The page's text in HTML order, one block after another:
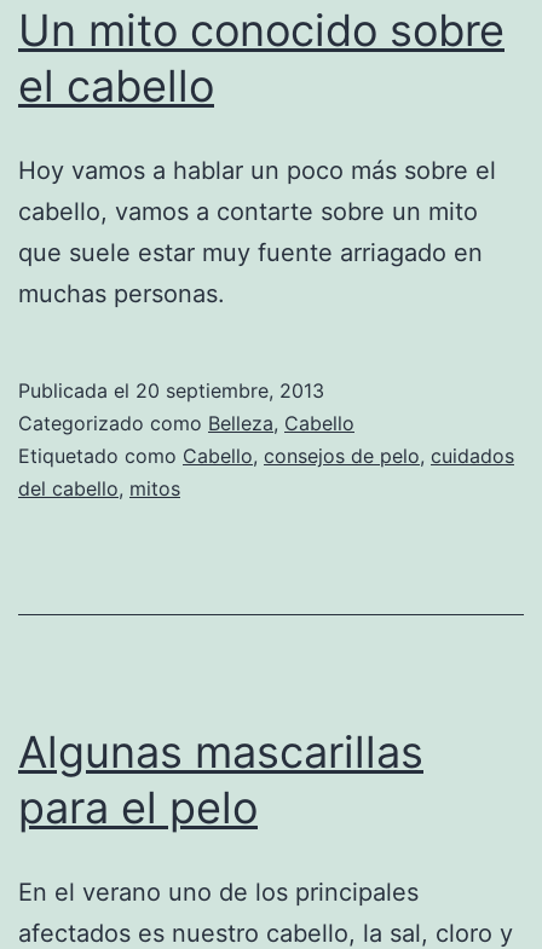
Un mito conocido sobre
el cabello
Hoy vamos a hablar un poco más sobre el
cabello, vamos a contarte sobre un mito
que suele estar muy fuente arriagado en
muchas personas.
Publicada el 20 septiembre, 2013
Categorizado como Belleza, Cabello
Etiquetado como Cabello, consejos de pelo, cuidados
del cabello, mitos
Algunas mascarillas
para el pelo
En el verano uno de los principales
afectados es nuestro cabello, la sal, cloro y